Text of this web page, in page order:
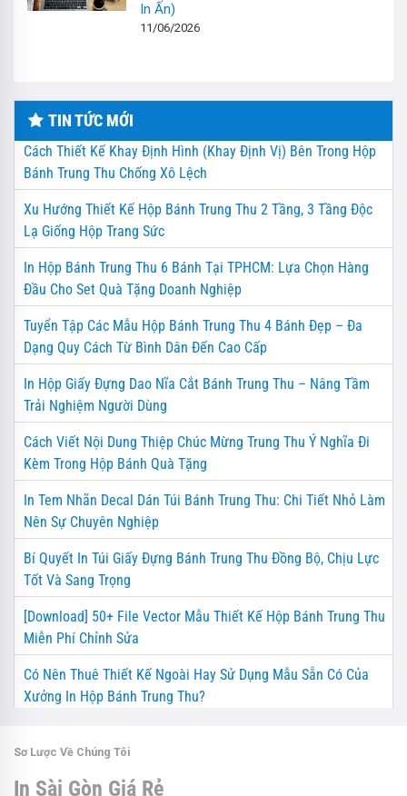
In Ấn)
11/06/2026
TIN TỨC MỚI
Cách Thiết Kế Khay Định Hình (Khay Định Vị) Bên Trong Hộp
Bánh Trung Thu Chống Xô Lệch
Xu Hướng Thiết Kế Hộp Bánh Trung Thu 2 Tầng, 3 Tầng Độc
Lạ Giống Hộp Trang Sức
In Hộp Bánh Trung Thu 6 Bánh Tại TPHCM: Lựa Chọn Hàng
Đầu Cho Set Quà Tặng Doanh Nghiệp
Tuyển Tập Các Mẫu Hộp Bánh Trung Thu 4 Bánh Đẹp – Đa
Dạng Quy Cách Từ Bình Dân Đến Cao Cấp
In Hộp Giấy Đựng Dao Nĩa Cắt Bánh Trung Thu – Nâng Tầm
Trải Nghiệm Người Dùng
Cách Viết Nội Dung Thiệp Chúc Mừng Trung Thu Ý Nghĩa Đi
Kèm Trong Hộp Bánh Quà Tặng
In Tem Nhãn Decal Dán Túi Bánh Trung Thu: Chi Tiết Nhỏ Làm
Nên Sự Chuyên Nghiệp
Bí Quyết In Túi Giấy Đựng Bánh Trung Thu Đồng Bộ, Chịu Lực
Tốt Và Sang Trọng
[Download] 50+ File Vector Mẫu Thiết Kế Hộp Bánh Trung Thu
Miễn Phí Chỉnh Sửa
Có Nên Thuê Thiết Kế Ngoài Hay Sử Dụng Mẫu Sẵn Có Của
Xưởng In Hộp Bánh Trung Thu?
Sơ Lược Về Chúng Tôi
In Sài Gòn Giá Rẻ